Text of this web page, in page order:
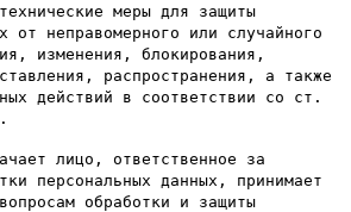
меры для защиты
от неправомерного или случайного
изменения, блокирования,
распространения, а также
действий в соответствии со ст.
лицо, ответственное за
персональных данных, принимает
обработки и защиты